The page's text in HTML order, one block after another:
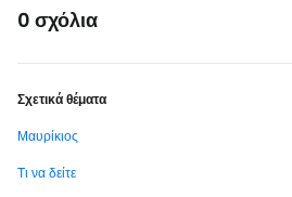
0 σχόλια
Σχετικά θέματα
Μαυρίκιος
Τι να δείτε